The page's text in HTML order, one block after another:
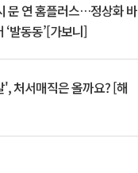
문 연 홈플러스…정상화 바
‘발동동’[가보니]
처서매직은 올까요? [해